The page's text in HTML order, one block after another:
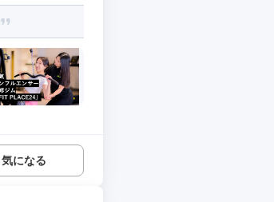
気になる